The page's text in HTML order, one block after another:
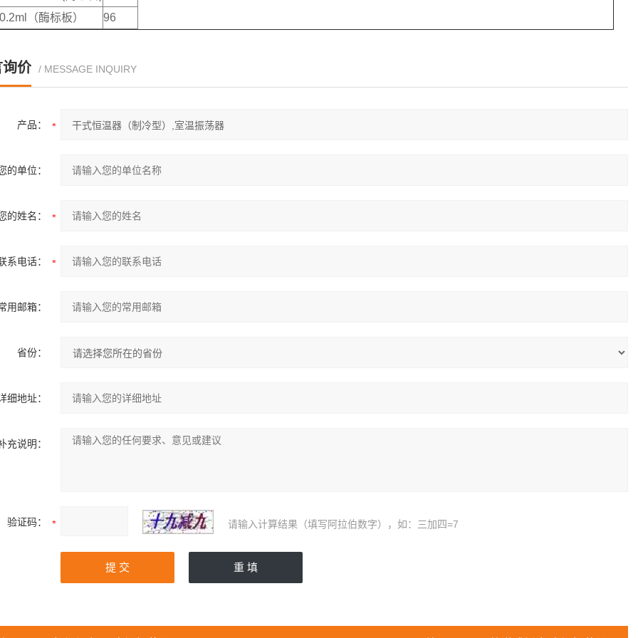
0.2ml（酶标板） 96
询价 / MESSAGE INQUIRY
产品：
的单位：
的姓名：
系电话：
用邮箱：
省份：
细地址：
充说明：
验证码： 请输入计算结果（填写阿拉伯数字），如：三加四=7